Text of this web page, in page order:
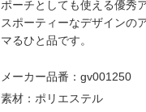
ポーチとしても使える優秀
スポーティーなデザインの
マるひと品です。
メーカー品番：gv001250
素材：ポリエステル